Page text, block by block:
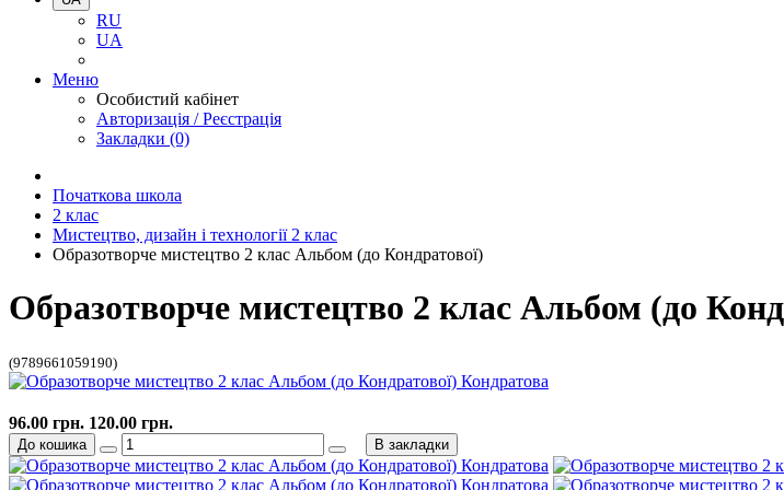
RU
UA
Меню
Особистий кабінет
Авторизація / Реєстрація
Закладки (0)
Початкова школа
2 клас
Мистецтво, дизайн і технології 2 клас
Образотворче мистецтво 2 клас Альбом (до Кондратової)
Образотворче мистецтво 2 клас Альбом (до
(9789661059190)
96.00 грн. 120.00 грн.
До кошика В закладки